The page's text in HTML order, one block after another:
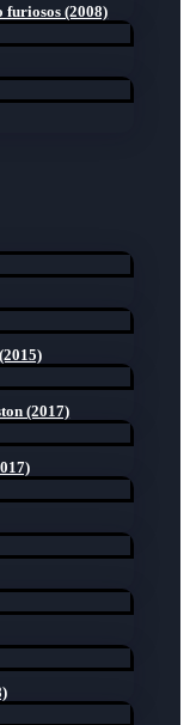
furiosos (2008)
(2017)